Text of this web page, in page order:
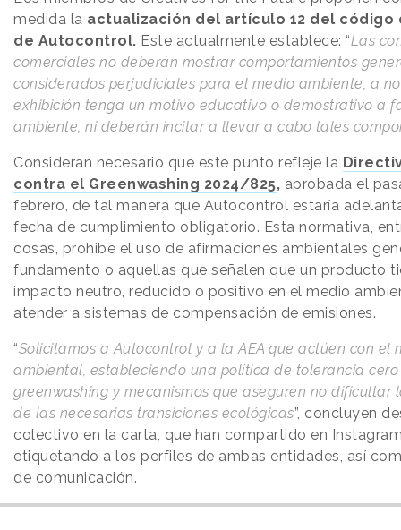
medida la actualización del artículo 12 del código
de Autocontrol. Este actualmente establece: “Las
comerciales no deberán mostrar comportamientos
considerados perjudiciales para el medio ambiente, a
exhibición tenga un motivo educativo o demostrativo a
ambiente, ni deberán incitar a llevar a cabo tales
Consideran necesario que este punto refleje la
contra el Greenwashing 2024/825, aprobada el
febrero, de tal manera que Autocontrol estaría
fecha de cumplimiento obligatorio. Esta normativa,
cosas, prohibe el uso de afirmaciones ambientales
fundamento o aquellas que señalen que un producto
impacto neutro, reducido o positivo en el medio
atender a sistemas de compensación de emisiones.
“Solicitamos a Autocontrol y a la AEA que actúen con el
ambiental, estableciendo una política de tolerancia
greenwashing y mecanismos que aseguren no dificultar
de las necesarias transiciones ecológicas”, concluyen
colectivo en la carta, que han compartido en
etiquetando a los perfiles de ambas entidades, así
de comunicación.